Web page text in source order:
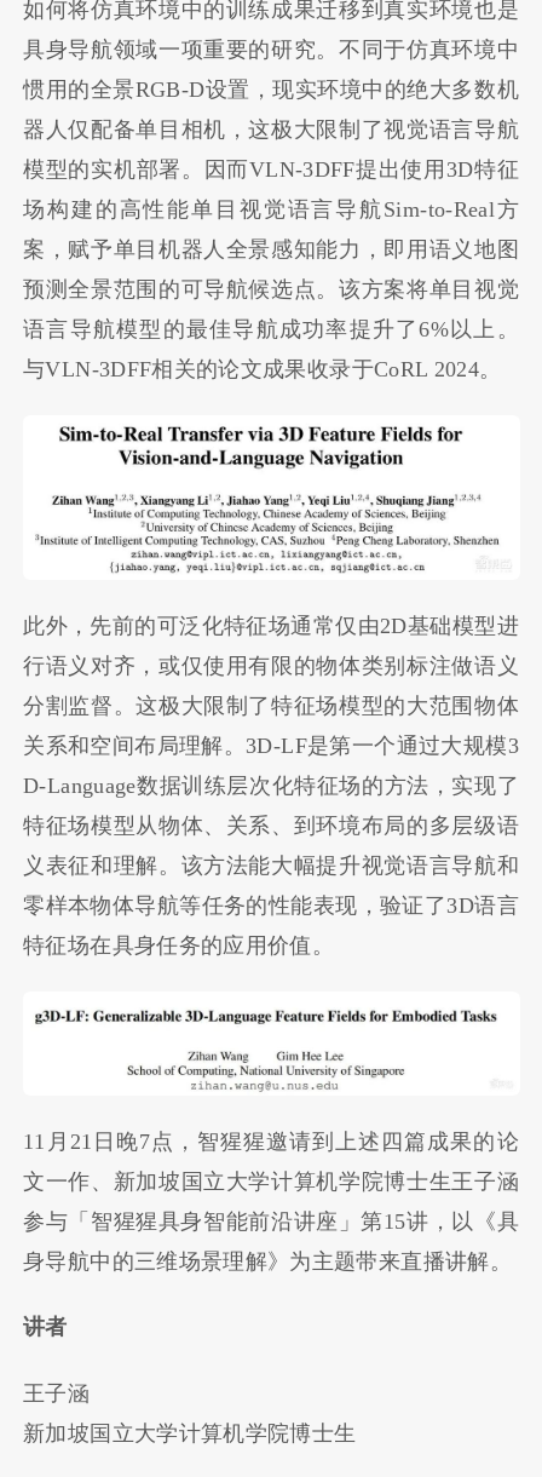
如何将仿真环境中的训练成果迁移到真实环境也是
具身导航领域一项重要的研究。不同于仿真环境中
惯用的全景RGB-D设置，现实环境中的绝大多数机
器人仅配备单目相机，这极大限制了视觉语言导航
模型的实机部署。因而VLN-3DFF提出使用3D特征
场构建的高性能单目视觉语言导航Sim-to-Real方
案，赋予单目机器人全景感知能力，即用语义地图
预测全景范围的可导航候选点。该方案将单目视觉
语言导航模型的最佳导航成功率提升了6%以上。
与VLN-3DFF相关的论文成果收录于CoRL 2024。
此外，先前的可泛化特征场通常仅由2D基础模型进
行语义对齐，或仅使用有限的物体类别标注做语义
分割监督。这极大限制了特征场模型的大范围物体
关系和空间布局理解。3D-LF是第一个通过大规模3
D-Language数据训练层次化特征场的方法，实现了
特征场模型从物体、关系、到环境布局的多层级语
义表征和理解。该方法能大幅提升视觉语言导航和
零样本物体导航等任务的性能表现，验证了3D语言
特征场在具身任务的应用价值。
11月21日晚7点，智猩猩邀请到上述四篇成果的论
文一作、新加坡国立大学计算机学院博士生王子涵
参与「智猩猩具身智能前沿讲座」第15讲，以《具
身导航中的三维场景理解》为主题带来直播讲解。
讲者
王子涵
新加坡国立大学计算机学院博士生